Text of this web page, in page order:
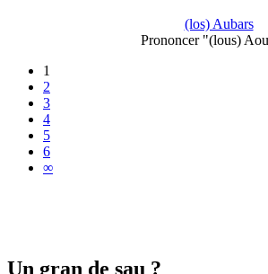
(los) Aubars
Prononcer "(lous)
1
2
3
4
5
6
∞
Un gran de sau ?